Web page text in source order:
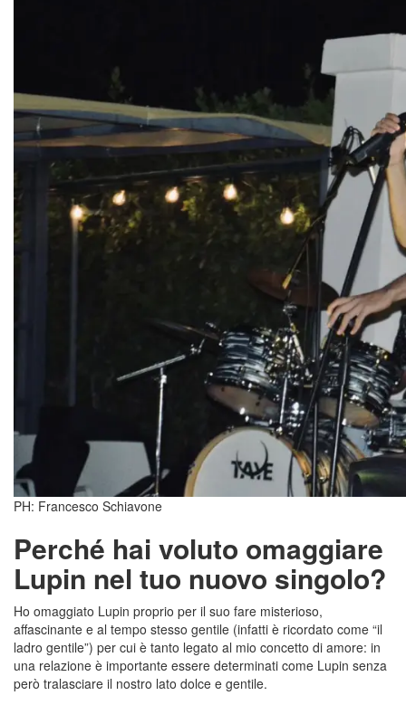
PH: Francesco Schiavone
Perché hai voluto omaggiare
Lupin nel tuo nuovo singolo?
Ho omaggiato Lupin proprio per il suo fare misterioso,
affascinante e al tempo stesso gentile (infatti è ricordato come “il
ladro gentile”) per cui è tanto legato al mio concetto di amore: in
una relazione è importante essere determinati come Lupin senza
però tralasciare il nostro lato dolce e gentile.